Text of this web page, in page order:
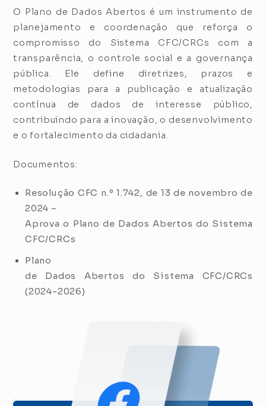
O Plano de Dados Abertos é um instrumento de
planejamento e coordenação que reforça o
compromisso do Sistema CFC/CRCs com a
transparência, o controle social e a governança
pública. Ele define diretrizes, prazos e
metodologias para a publicação e atualização
contínua de dados de interesse público,
contribuindo para a inovação, o desenvolvimento
e o fortalecimento da cidadania.
Documentos:
Resolução CFC n.º 1.742, de 13 de novembro de
2024 –
Aprova o Plano de Dados Abertos do Sistema
CFC/CRCs
Plano
de Dados Abertos do Sistema CFC/CRCs
(2024-2026)